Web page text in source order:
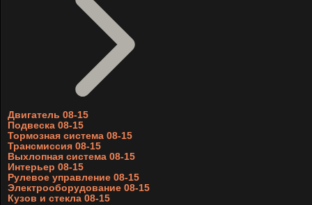
Двигатель 08-15
Подвеска 08-15
Тормозная система 08-15
Трансмиссия 08-15
Выхлопная система 08-15
Интерьер 08-15
Рулевое управление 08-15
Электрооборудование 08-15
Кузов и стекла 08-15